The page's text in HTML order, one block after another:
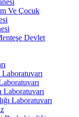
Ve Çocuk
Devlet
Laboratuvarı
Laboratuvarı
Laboratuvarı